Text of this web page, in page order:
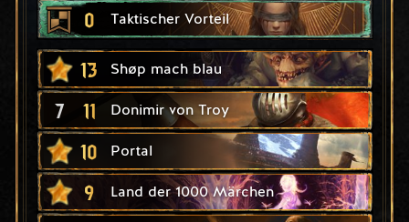
0 Taktischer Vorteil
13 Shøp mach blau
7 11 Donimir von Troy
10 Portal
9 Land der 1000 Märchen